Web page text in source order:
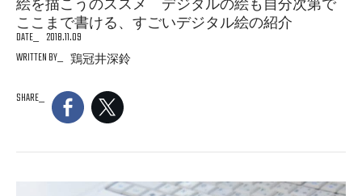
ここまで書ける、すごいデジタル絵の紹介
DATE
2018.11.09
WRITTEN BY
鶏冠井深鈴
SHARE